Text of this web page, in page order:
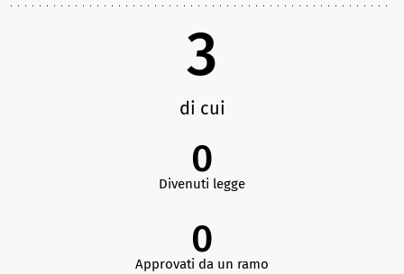
3
di cui
0
Divenuti legge
0
Approvati da un ramo